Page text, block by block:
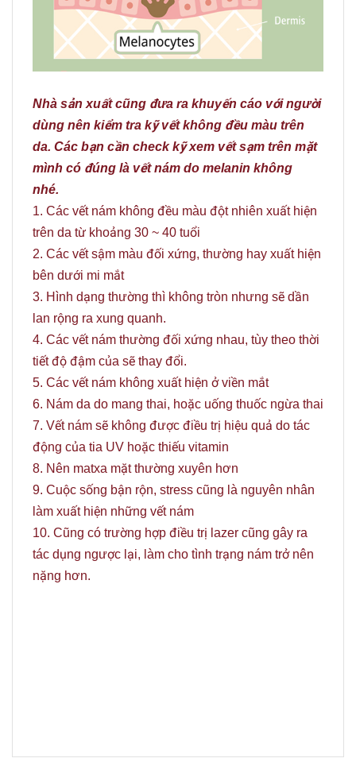
Nhà sản xuất cũng đưa ra khuyến cáo với người
dùng nên kiểm tra kỹ vết không đều màu trên
da. Các bạn cần check kỹ xem vết sạm trên mặt
mình có đúng là vết nám do melanin không
nhé.
1. Các vết nám không đều màu đột nhiên xuất hiện
trên da từ khoảng 30 ~ 40 tuổi
2. Các vết sậm màu đối xứng, thường hay xuất hiện
bên dưới mi mắt
3. Hình dạng thường thì không tròn nhưng sẽ dần
lan rộng ra xung quanh.
4. Các vết nám thường đối xứng nhau, tùy theo thời
tiết độ đậm của sẽ thay đổi.
5. Các vết nám không xuất hiện ở viền mắt
6. Nám da do mang thai, hoặc uống thuốc ngừa thai
7. Vết nám sẽ không được điều trị hiệu quả do tác
động của tia UV hoặc thiếu vitamin
8. Nên matxa mặt thường xuyên hơn
9. Cuộc sống bận rộn, stress cũng là nguyên nhân
làm xuất hiện những vết nám
10. Cũng có trường hợp điều trị lazer cũng gây ra
tác dụng ngược lại, làm cho tình trạng nám trở nên
nặng hơn.